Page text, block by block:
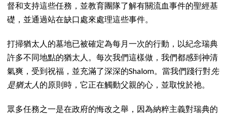
督和支持這些任務，並教育團隊了解有關流血事件的聖經基
礎，並通過站在缺口處來處理這些事件。
打掃猶太人的墓地已被確定為每月一次的行動，以紀念瑞典
許多不同地點的猶太人。每次我們這樣做，我們都感到神清
氣爽，受到祝福，並充滿了深深的Shalom。當我們踐行對先
是猶太人 的原則時，它正在觸動父親的心，並取悅於祂。
眾多任務之一是在政府的悔改之舉，因為納粹主義對瑞典的